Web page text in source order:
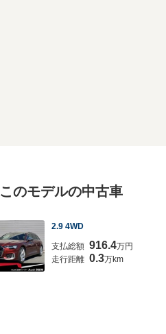
このモデルの中古車
2.9 4WD
支払総額 916.4万円
走行距離 0.3万km